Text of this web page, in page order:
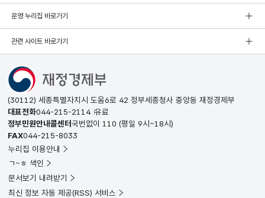
운영 누리집 바로가기
관련 사이트 바로가기
(30112) 세종특별자치시 도움6로 42 정부세종청사 중앙동 재정경제부
대표전화044-215-2114 유료
정부민원안내콜센터국번없이 110 (평일 9시~18시)
FAX044-215-8033
누리집 이용안내
ㄱ~ㅎ 색인
문서보기 내려받기
최신 정보 자동 제공(RSS) 서비스